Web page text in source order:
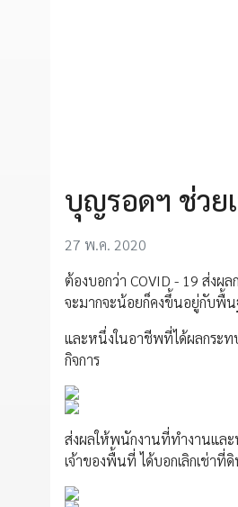
บุญรอดฯ ช่วย
27 พ.ค. 2020
ต้องบอกว่า COVID - 19 ส่งผ
จะมากจะน้อยก็คงขึ้นอยู่กับพื้
และหนึ่งในอาชีพที่ได้ผลกระท
กิจการ
ส่งผลให้พนักงานที่ทำงานแล
เจ้าของพื้นที่ ได้บอกเลิกเช่าที่